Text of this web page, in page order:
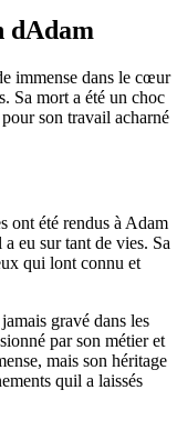
dAdam
immense dans le cœur
Sa mort a été un choc
son travail acharné
ont été rendus à Adam
eu sur tant de vies. Sa
qui lont connu et
gravé dans les
par son métier et
mais son héritage
quil a laissés